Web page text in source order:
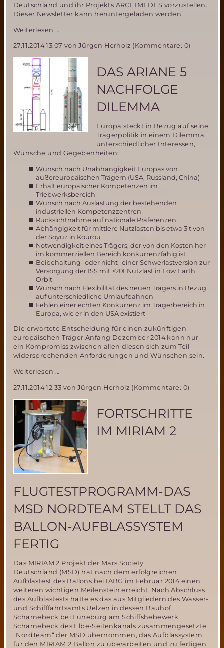
Deutschland und ihr Projekts ARCHIMEDES vorzustellen.
Dieser Newsletter kann heruntergeladen werden.
Weiterlesen …
Aussichten-
16
Mars
Society
Deutschland
mit
ihrem
Projekt
ARCHIMEDES
27.11.2014 13:07 von Jürgen Herholz (Kommentare: 0)
DAS ARIANE 5
NACHFOLGE
DILEMMA
Europa steckt in Bezug auf seine
Trägerpolitik in einem Dilemma
unterschiedlicher Interessen,
Wünsche und Gegebenheiten:
Wunsch nach Unabhängigkeit Europas von
außereuropäischen Trägern (USA, Russland, China)
Erhalt europäischer Kompetenzen im
Triebwerksbereich
Wunsch nach Auslastung der bestehenden
industriellen Kompetenzzentren
Rücksichtnahme auf nationale Präferenzen
Abhängigkeit für mittlere Nutzlasten bis etwa 3 t von
der Soyuz in Kourou
Notwendigkeit eines Trägers, der von den Kosten her
im kommerziellen Bereich konkurrenzfähig ist
Beibehaltung -oder nicht- einer Schwerlastversion zur
Versorgung der ISS mit >20t Nutzlast in Low Earth
Orbit
Wunsch nach Flexibilität des neuen Trägers in Bezug
auf unterschiedliche Umlaufbahnen
Fehlen einer echten Konkurrenz im Trägerbereich in
Europa, wie er in den USA existiert
Die erwartete Entscheidung für einen zukünftigen
europäischen Träger Anfang Dezember 2014 kann nur
ein Kompromiss zwischen allen diesen sich zum Teil
widersprechenden Anforderungen und Wünschen sein.
Weiterlesen …
5
Nachfolge
Dilemma
27.11.2014 12:33 von Jürgen Herholz (Kommentare: 0)
FORTSCHRITTE
IM MIRIAM 2
FLUGTESTPROGRAMM-DAS
MSD NORDTEAM STELLT DAS
BALLON-AUFBLASSYSTEM
FERTIG
Das MIRIAM 2 Projekt der Mars Society
Deutschland (MSD) hat nach dem erfolgreichen
Aufblastest des Ballons bei IABG im Februar 2014 einen
weiteren wichtigen Meilenstein erreicht. Nach Abschluss
des Aufblastests hatte es das aus Mitgliedern des Wasser-
und Schifffahrtsamts Uelzen in dessen Bauhof
Scharnebeck bei Lüneburg am Schiffshebewerk
Scharnebeck des Elbe-Seitenkanals zusammengesetzte
„NordTeam“ der MSD übernommen, das Aufblassystem
für den MIRIAM 2 Ballon zu überarbeiten und zu fertigen.